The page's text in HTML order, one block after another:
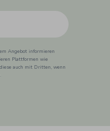
Angebot informieren
Plattformen wie
auch mit Dritten, wenn